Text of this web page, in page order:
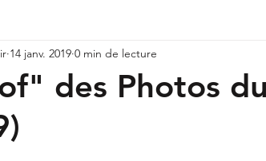
des Photos
14 janv. 2019 0 min de lecture